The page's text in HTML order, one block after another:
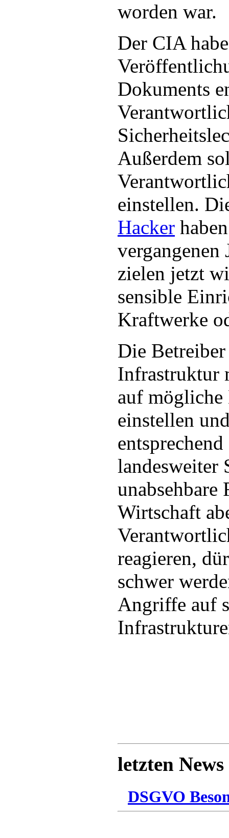
worden war.
Der CIA
Dokuments
Außerdem
einstellen.
Hacker
vergangenen
zielen jetzt
sensible
Kraftwerke
Die
Infrastruktur
auf
einstellen
landesweiter
Wirtschaft
reagieren,
schwer
Angriffe auf
letzten News
DSGVO